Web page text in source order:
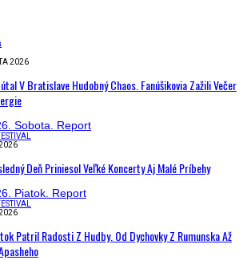
2026
V Bratislave Hudobný Chaos. Fanúšikovia Zažili Večer
Deň Priniesol Veľké Koncerty Aj Malé Príbehy
Patril Radosti Z Hudby. Od Dychovky Z Rumunska Až